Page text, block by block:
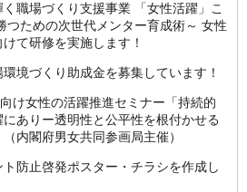
職場づくり支援事業 「女性活躍」こ
つための次世代メンター育成術～ 女性
て研修を実施します！
境づくり助成金を募集しています！
け女性の活躍推進セミナー「持続的
ありー透明性と公平性を根付かせる
内閣府男女共同参画局主催）
防止啓発ポスター・チラシを作成し